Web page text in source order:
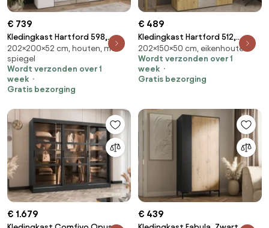
€ 739
Kledingkast Hartford 598,
Zwart, Wit, 202x200x52cm,
135.3 kg, Kledingkast deuren:
Met scharnieren
202×200×52 cm, houten, met
spiegel
Wordt verzonden over 1
week
Gratis bezorging
€ 489
Kledingkast Hartford 512,
Artisan eiken, 202x150x50cm,
109.5 kg, Kledingkast deuren:
Met scharnieren
202×150×50 cm, eikenhouten
Wordt verzonden over 1
week
Gratis bezorging
€ 1.679 € 439